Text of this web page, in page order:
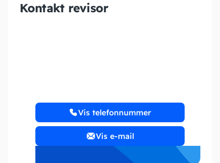
Kontakt revisor
Vis telefonnummer
Vis e-mail